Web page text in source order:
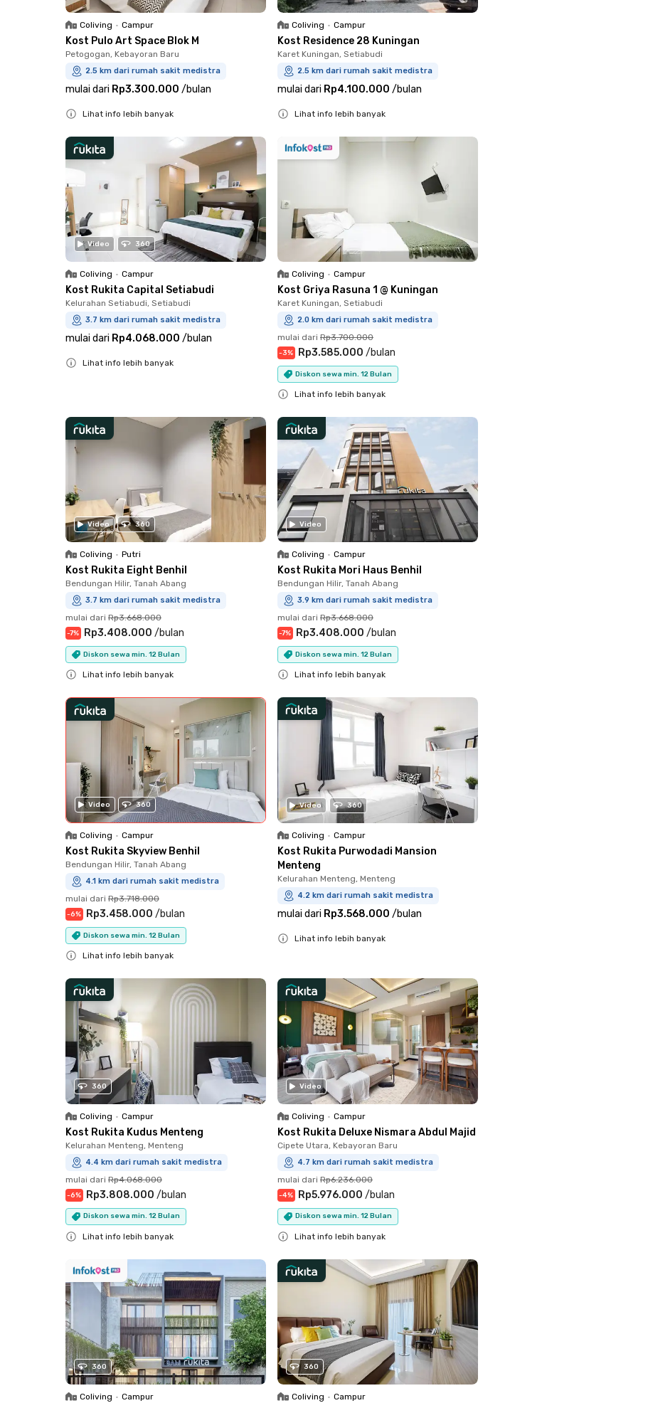
Coliving • Campur
Kost Pulo Art Space Blok M
Petogogan, Kebayoran Baru
2.5 km dari rumah sakit medistra
mulai dari Rp3.300.000 /bulan
Lihat info lebih banyak
Coliving • Campur
Kost Residence 28 Kuningan
Karet Kuningan, Setiabudi
2.5 km dari rumah sakit medistra
mulai dari Rp4.100.000 /bulan
Lihat info lebih banyak
Video 360
Coliving • Campur
Kost Rukita Capital Setiabudi
Kelurahan Setiabudi, Setiabudi
3.7 km dari rumah sakit medistra
mulai dari Rp4.068.000 /bulan
Lihat info lebih banyak
Coliving • Campur
Kost Griya Rasuna 1 @ Kuningan
Karet Kuningan, Setiabudi
2.0 km dari rumah sakit medistra
mulai dari Rp3.700.000
-3% Rp3.585.000 /bulan
Diskon sewa min. 12 Bulan
Lihat info lebih banyak
Video 360
Coliving • Putri
Kost Rukita Eight Benhil
Bendungan Hilir, Tanah Abang
3.7 km dari rumah sakit medistra
mulai dari Rp3.668.000
-7% Rp3.408.000 /bulan
Diskon sewa min. 12 Bulan
Lihat info lebih banyak
Video
Coliving • Campur
Kost Rukita Mori Haus Benhil
Bendungan Hilir, Tanah Abang
3.9 km dari rumah sakit medistra
mulai dari Rp3.668.000
-7% Rp3.408.000 /bulan
Diskon sewa min. 12 Bulan
Lihat info lebih banyak
Video 360
Coliving • Campur
Kost Rukita Skyview Benhil
Bendungan Hilir, Tanah Abang
4.1 km dari rumah sakit medistra
mulai dari Rp3.718.000
-6% Rp3.458.000 /bulan
Diskon sewa min. 12 Bulan
Lihat info lebih banyak
Video 360
Coliving • Campur
Kost Rukita Purwodadi Mansion
Menteng
Kelurahan Menteng, Menteng
4.2 km dari rumah sakit medistra
mulai dari Rp3.568.000 /bulan
Lihat info lebih banyak
360
Coliving • Campur
Kost Rukita Kudus Menteng
Kelurahan Menteng, Menteng
4.4 km dari rumah sakit medistra
mulai dari Rp4.068.000
-6% Rp3.808.000 /bulan
Diskon sewa min. 12 Bulan
Lihat info lebih banyak
Video
Coliving • Campur
Kost Rukita Deluxe Nismara Abdul Majid
Cipete Utara, Kebayoran Baru
4.7 km dari rumah sakit medistra
mulai dari Rp6.236.000
-4% Rp5.976.000 /bulan
Diskon sewa min. 12 Bulan
Lihat info lebih banyak
360
Coliving • Campur
360
Coliving • Campur